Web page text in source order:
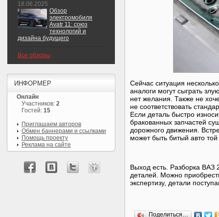
Сейчас ситуация
аналоги могут сыграть
нет желания. Также не
не соответствовать
Если деталь быстро
бракованных запчастей
дорожного движения.
может быть битый авто
Выход есть. Разборка ВАЗ
деталей. Можно
экспертизу, детали
Поделиться…
18.06.2025
Обзор
электромобиля
Avatr 11: союз
технологий и
дизайна будущего
Все обзоры
ИНФОРМЕР
Онлайн
Участников: 2
Гостей: 15
Приглашаем авторов
Обмен баннерами и ссылками
Помощь проекту
Реклама на сайте